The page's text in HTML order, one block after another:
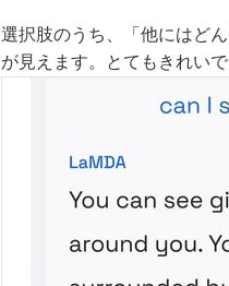
選択肢のうち、「他にはど
が見えます。とてもきれい